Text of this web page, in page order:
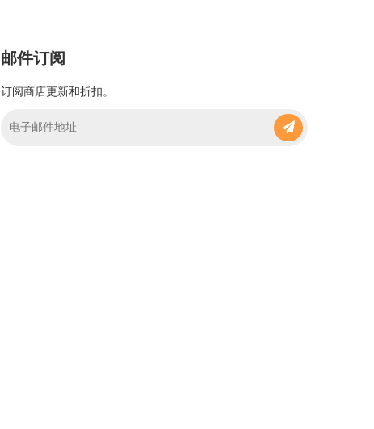
邮件订阅
订阅商店更新和折扣。